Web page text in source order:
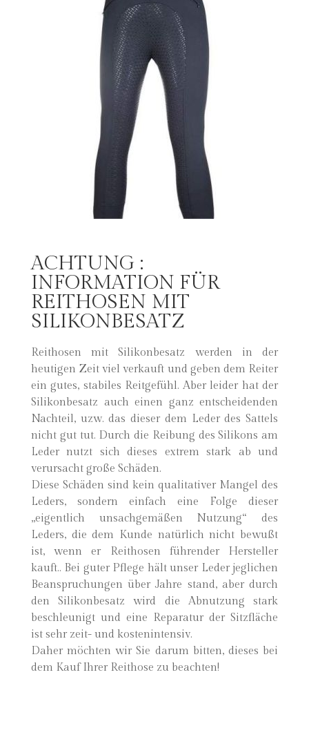
ACHTUNG :
INFORMATION FÜR
REITHOSEN MIT
SILIKONBESATZ
Reithosen mit Silikonbesatz werden in der
heutigen Zeit viel verkauft und geben dem Reiter
ein gutes, stabiles Reitgefühl. Aber leider hat der
Silikonbesatz auch einen ganz entscheidenden
Nachteil, uzw. das dieser dem Leder des Sattels
nicht gut tut. Durch die Reibung des Silikons am
Leder nutzt sich dieses extrem stark ab und
verursacht große Schäden.
Diese Schäden sind kein qualitativer Mangel des
Leders, sondern einfach eine Folge dieser
„eigentlich unsachgemäßen Nutzung“ des
Leders, die dem Kunde natürlich nicht bewußt
ist, wenn er Reithosen führender Hersteller
kauft.. Bei guter Pflege hält unser Leder jeglichen
Beanspruchungen über Jahre stand, aber durch
den Silikonbesatz wird die Abnutzung stark
beschleunigt und eine Reparatur der Sitzfläche
ist sehr zeit- und kostenintensiv.
Daher möchten wir Sie darum bitten, dieses bei
dem Kauf Ihrer Reithose zu beachten!